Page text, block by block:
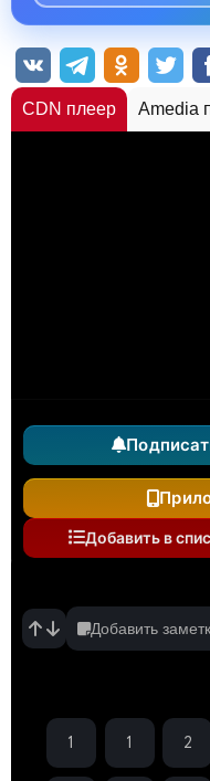
CDN плеер Amedia
Добавить в
Добавить
1 1 2